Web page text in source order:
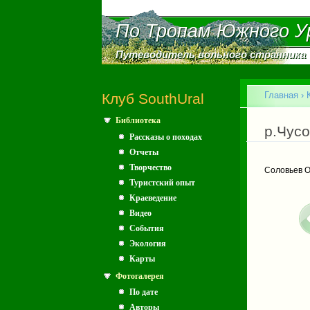
По Тропам Южного
По Тропам Южного
Путеводитель вольного странника
Путеводитель вольного странника
Клуб SouthUral
Библиотека
Рассказы о походах
Отчеты
Творчество
Туристский опыт
Краеведение
Видео
События
Экология
Карты
Фотогалерея
По дате
Авторы
Вы
Главная ›
Соловьев